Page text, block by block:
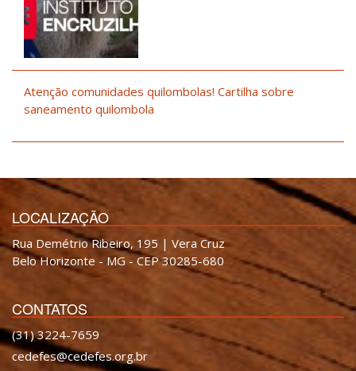
Atenção comunidades quilombolas! Cartilha sobre
saneamento quilombola
LOCALIZAÇÃO
Rua Demétrio Ribeiro, 195 | Vera Cruz
Belo Horizonte - MG - CEP 30285-680
CONTATOS
(31) 3224-7659
cedefes@cedefes.org.br